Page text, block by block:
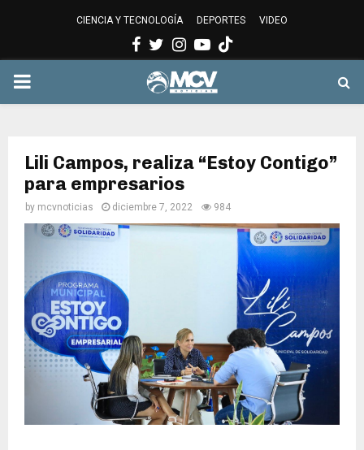
CIENCIA Y TECNOLOGÍA DEPORTES VIDEO
Facebook
Twitter
Instagram
Youtube
PRIMARY
Lili Campos, realiza “Estoy Contigo”
para empresarios
by mcvnoticias diciembre 7, 2022 984